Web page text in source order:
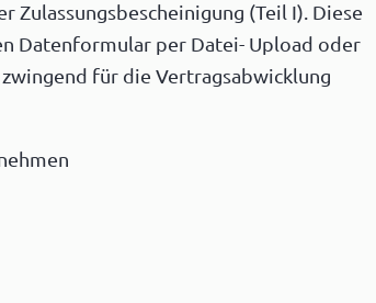
(Teil I). Diese
Datenformular per Datei- Upload oder
für die Vertragsabwicklung